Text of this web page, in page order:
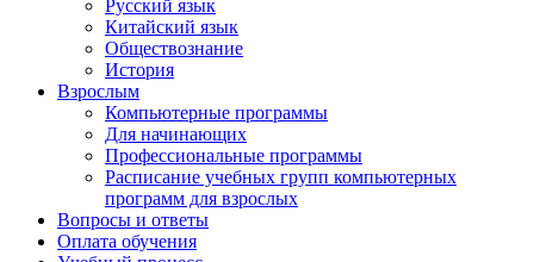
Русский язык
Китайский язык
Обществознание
История
Взрослым
Компьютерные программы
Для начинающих
Профессиональные программы
Расписание учебных групп компьютерных
программ для взрослых
Вопросы и ответы
Оплата обучения